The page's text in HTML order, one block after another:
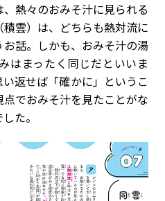
熱々のおみそ汁に見られる
雲）は、どちらも熱対流に
話。しかも、おみそ汁の湯
はまったく同じだといいま
返せば「確かに」というこ
でおみそ汁を見たことがな
た。